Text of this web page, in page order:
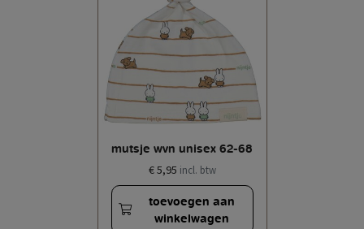
mutsje wvn unisex 62-68
€ 5,95 incl. btw
toevoegen aan
winkelwagen